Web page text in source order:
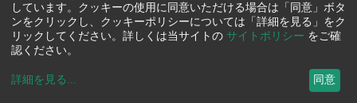
しています。クッキーの使用に同意いただける場合は「同意」ボタ
ンをクリックし、クッキーポリシーについては「詳細を見る」をク
リックしてください。詳しくは当サイトの サイトポリシー をご確
認ください。
詳細を見る ... 同意